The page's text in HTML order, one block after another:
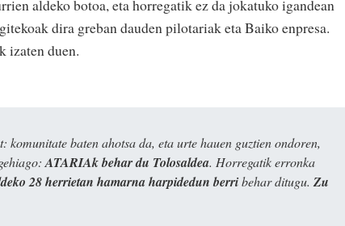
aldeko botoa, eta horregatik ez da jokatuko igandean
dira greban dauden pilotariak eta Baiko enpresa.
izaten duen.
baten ahotsa da, eta urte hauen guztien ondoren,
ATARIAk behar du Tolosaldea. Horregatik erronka
28 herrietan hamarna harpidedun berribehar ditugu. Zu